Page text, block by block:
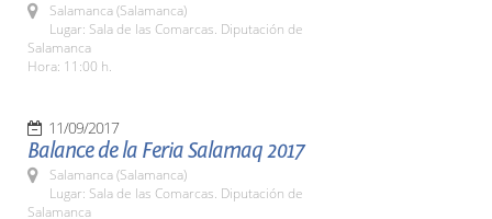
Salamanca (Salamanca)
Lugar: Sala de las Comarcas. Diputación de
Salamanca
Hora: 11:00 h.
11/09/2017
Balance de la Feria Salamaq 2017
Salamanca (Salamanca)
Lugar: Sala de las Comarcas. Diputación de
Salamanca